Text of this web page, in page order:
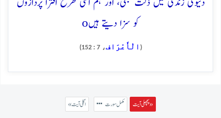
دنیوی زندگی میں ذلت بھی، اور ہم اسی طرح افترا پردازوں
کو سزا دیتے ہیںo
( الْأَعْرَاف، 7 : 152)
پچھلی آیت » مکمل سورت « اگلی آیت